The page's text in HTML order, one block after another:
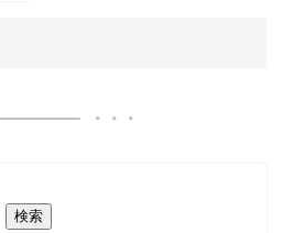
検索